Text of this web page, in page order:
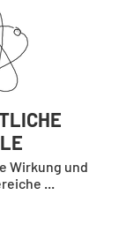
Wirkung und
...